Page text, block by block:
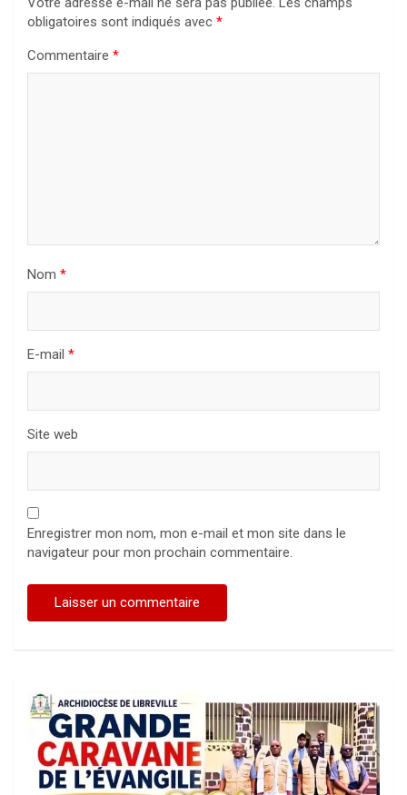
obligatoires sont indiqués avec *
Commentaire *
Nom *
E-mail *
Site web
Enregistrer mon nom, mon e-mail et mon site dans le
navigateur pour mon prochain commentaire.